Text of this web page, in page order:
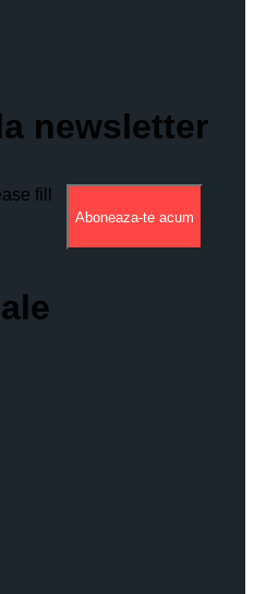
newsletter
fill
Aboneaza-te acum